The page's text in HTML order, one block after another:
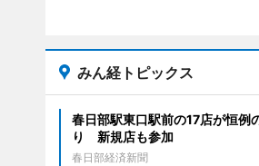
みん経トピックス
春日部駅東口駅前の17店が恒例
り 新規店も参加
春日部経済新聞